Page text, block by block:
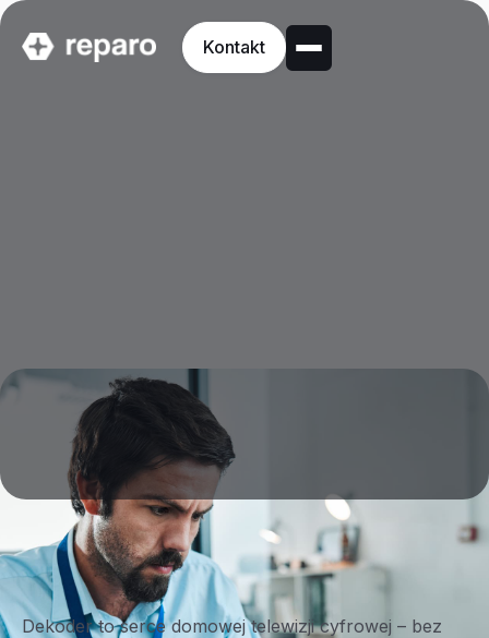
Kontakt
Dekoder to serce domowej telewizji cyfrowej – bez